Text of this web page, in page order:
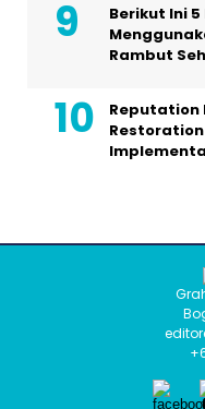
Berikut Ini
Rambut
Reputation